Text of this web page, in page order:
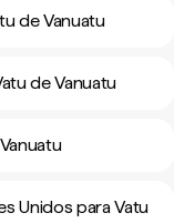
de Vanuatu
de Vanuatu
Unidos para Vatu